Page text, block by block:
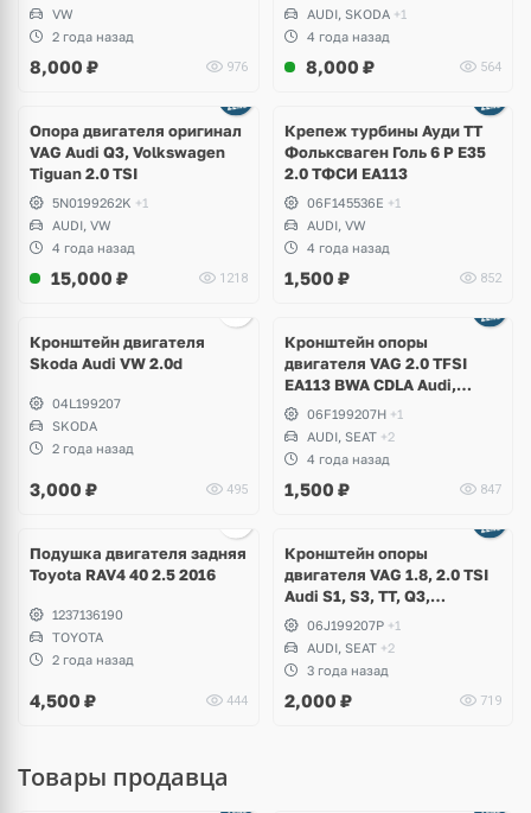
VW
2 года назад
8,000 ₽ 976
Kodiaq RS
AUDI, SKODA +1
4 года назад
8,000 ₽ 564
Опора двигателя оригинал
VAG Audi Q3, Volkswagen
Tiguan 2.0 TSI
5N0199262K +1
AUDI, VW
4 года назад
15,000 ₽ 1218
Крепеж турбины Ауди ТТ
Фольксваген Голь 6 Р Е35
2.0 ТФСИ ЕА113
06F145536E +1
AUDI, VW
4 года назад
1,500 ₽ 852
Кронштейн двигателя
Skoda Audi VW 2.0d
04L199207
SKODA
2 года назад
3,000 ₽ 495
Кронштейн опоры
двигателя VAG 2.0 TFSI
EA113 BWA CDLA Audi,
Volkswagen, Skosa, Seat
06F199207H +1
AUDI, SEAT +2
4 года назад
1,500 ₽ 847
Подушка двигателя задняя
Toyota RAV4 40 2.5 2016
1237136190
TOYOTA
2 года назад
4,500 ₽ 444
Кронштейн опоры
двигателя VAG 1.8, 2.0 TSI
Audi S1, S3, TT, Q3,
Volkswagen Golf 7 GTI, R,
Tiguan, Passat B8, Arteon,
Skoda Octavia A7 RS,
Superb, Seat Leon Cupra,
Ateca
06J199207P +1
AUDI, SEAT +2
3 года назад
2,000 ₽ 719
Товары продавца